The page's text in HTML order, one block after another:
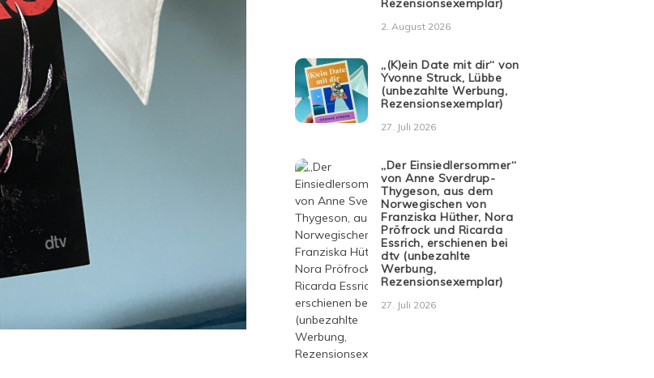
Rezensionsexemplar)
2. August 2026
„(K)ein Date mit dir“ von
Yvonne Struck, Lübbe
(unbezahlte Werbung,
Rezensionsexemplar)
27. Juli 2026
„Der Einsiedlersommer“
von Anne Sverdrup-
Thygeson, aus dem
Norwegischen von
Franziska Hüther, Nora
Pröfrock und Ricarda
Essrich, erschienen bei
dtv (unbezahlte
Werbung,
Rezensionsexemplar)
27. Juli 2026